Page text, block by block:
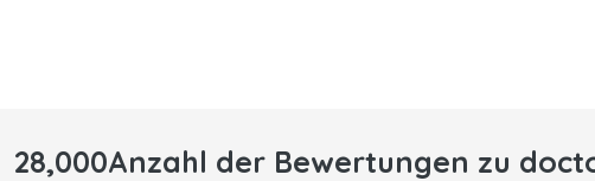
28,000Anzahl der Bewertungen zu